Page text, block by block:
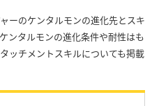
ーのケンタルモンの進化先とスキ
ンタルモンの進化条件や耐性はも
ッチメントスキルについても掲載